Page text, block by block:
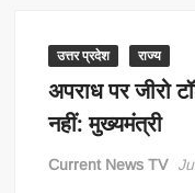
उत्तर प्रदेश राज्य
अपराध पर जीरो
नहीं: मुख्यमंत्री
Current News TV